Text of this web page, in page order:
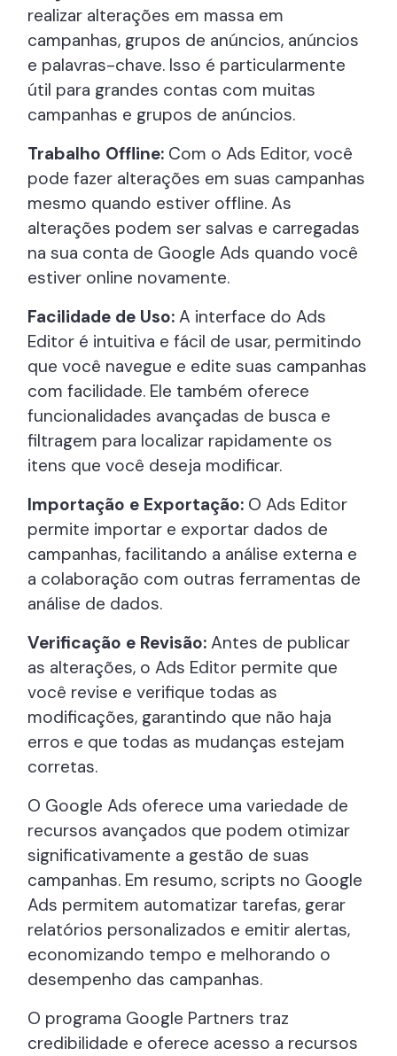
realizar alterações em massa em
campanhas, grupos de anúncios, anúncios
e palavras-chave. Isso é particularmente
útil para grandes contas com muitas
campanhas e grupos de anúncios.
Trabalho Offline: Com o Ads Editor, você
pode fazer alterações em suas campanhas
mesmo quando estiver offline. As
alterações podem ser salvas e carregadas
na sua conta de Google Ads quando você
estiver online novamente.
Facilidade de Uso: A interface do Ads
Editor é intuitiva e fácil de usar, permitindo
que você navegue e edite suas campanhas
com facilidade. Ele também oferece
funcionalidades avançadas de busca e
filtragem para localizar rapidamente os
itens que você deseja modificar.
Importação e Exportação: O Ads Editor
permite importar e exportar dados de
campanhas, facilitando a análise externa e
a colaboração com outras ferramentas de
análise de dados.
Verificação e Revisão: Antes de publicar
as alterações, o Ads Editor permite que
você revise e verifique todas as
modificações, garantindo que não haja
erros e que todas as mudanças estejam
corretas.
O Google Ads oferece uma variedade de
recursos avançados que podem otimizar
significativamente a gestão de suas
campanhas. Em resumo, scripts no Google
Ads permitem automatizar tarefas, gerar
relatórios personalizados e emitir alertas,
economizando tempo e melhorando o
desempenho das campanhas.
O programa Google Partners traz
credibilidade e oferece acesso a recursos